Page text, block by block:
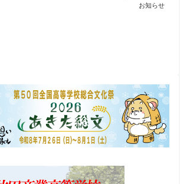
お知らせ